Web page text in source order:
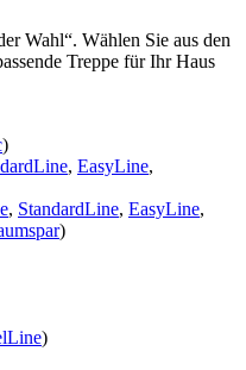
Wahl“. Wählen Sie aus den
Treppe für Ihr Haus
)
, EasyLine,
, StandardLine, EasyLine,
)
)